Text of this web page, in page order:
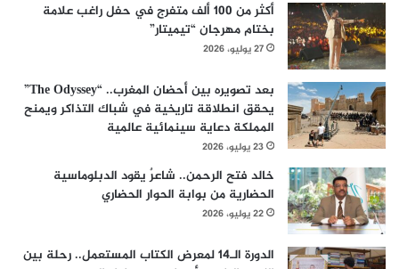
أكثر من 100 ألف متفرج في حفل راغب علامة
بختام مهرجان “تيميتار”
27 يوليو، 2026
بعد تصويره بين أحضان المغرب.. “The Odyssey”
يحقق انطلاقة تاريخية في شباك التذاكر ويمنح
المملكة دعاية سينمائية عالمية
23 يوليو، 2026
خالد فتح الرحمن.. شاعرٌ يقود الدبلوماسية
الحضارية من بوابة الحوار الحضاري
22 يوليو، 2026
الدورة الـ14 لمعرض الكتاب المستعمل.. رحلة بين